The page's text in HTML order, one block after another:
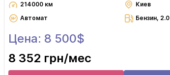
214000 км
Киев
Автомат
Бензин, 2.0
Цена: 8 500$
8 352 грн/мес